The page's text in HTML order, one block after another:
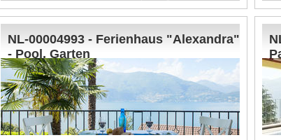
NL-00004993 - Ferienhaus "Alexandra"
- Pool, Garten